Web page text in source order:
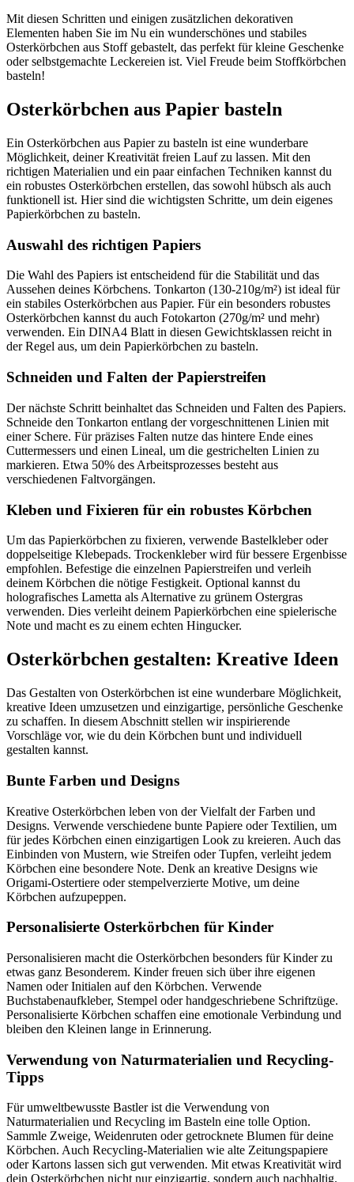
Mit diesen Schritten und einigen zusätzlichen dekorativen
Elementen haben Sie im Nu ein wunderschönes und stabiles
Osterkörbchen aus Stoff gebastelt, das perfekt für kleine Geschenke
oder selbstgemachte Leckereien ist. Viel Freude beim Stoffkörbchen
basteln!
Osterkörbchen aus Papier basteln
Ein Osterkörbchen aus Papier zu basteln ist eine wunderbare
Möglichkeit, deiner Kreativität freien Lauf zu lassen. Mit den
richtigen Materialien und ein paar einfachen Techniken kannst du
ein robustes Osterkörbchen erstellen, das sowohl hübsch als auch
funktionell ist. Hier sind die wichtigsten Schritte, um dein eigenes
Papierkörbchen zu basteln.
Auswahl des richtigen Papiers
Die Wahl des Papiers ist entscheidend für die Stabilität und das
Aussehen deines Körbchens. Tonkarton (130-210g/m²) ist ideal für
ein stabiles Osterkörbchen aus Papier. Für ein besonders robustes
Osterkörbchen kannst du auch Fotokarton (270g/m² und mehr)
verwenden. Ein DINA4 Blatt in diesen Gewichtsklassen reicht in
der Regel aus, um dein Papierkörbchen zu basteln.
Schneiden und Falten der Papierstreifen
Der nächste Schritt beinhaltet das Schneiden und Falten des Papiers.
Schneide den Tonkarton entlang der vorgeschnittenen Linien mit
einer Schere. Für präzises Falten nutze das hintere Ende eines
Cuttermessers und einen Lineal, um die gestrichelten Linien zu
markieren. Etwa 50% des Arbeitsprozesses besteht aus
verschiedenen Faltvorgängen.
Kleben und Fixieren für ein robustes Körbchen
Um das Papierkörbchen zu fixieren, verwende Bastelkleber oder
doppelseitige Klebepads. Trockenkleber wird für bessere Ergenbisse
empfohlen. Befestige die einzelnen Papierstreifen und verleih
deinem Körbchen die nötige Festigkeit. Optional kannst du
holografisches Lametta als Alternative zu grünem Ostergras
verwenden. Dies verleiht deinem Papierkörbchen eine spielerische
Note und macht es zu einem echten Hingucker.
Osterkörbchen gestalten: Kreative Ideen
Das Gestalten von Osterkörbchen ist eine wunderbare Möglichkeit,
kreative Ideen umzusetzen und einzigartige, persönliche Geschenke
zu schaffen. In diesem Abschnitt stellen wir inspirierende
Vorschläge vor, wie du dein Körbchen bunt und individuell
gestalten kannst.
Bunte Farben und Designs
Kreative Osterkörbchen leben von der Vielfalt der Farben und
Designs. Verwende verschiedene bunte Papiere oder Textilien, um
für jedes Körbchen einen einzigartigen Look zu kreieren. Auch das
Einbinden von Mustern, wie Streifen oder Tupfen, verleiht jedem
Körbchen eine besondere Note. Denk an kreative Designs wie
Origami-Ostertiere oder stempelverzierte Motive, um deine
Körbchen aufzupeppen.
Personalisierte Osterkörbchen für Kinder
Personalisieren macht die Osterkörbchen besonders für Kinder zu
etwas ganz Besonderem. Kinder freuen sich über ihre eigenen
Namen oder Initialen auf den Körbchen. Verwende
Buchstabenaufkleber, Stempel oder handgeschriebene Schriftzüge.
Personalisierte Körbchen schaffen eine emotionale Verbindung und
bleiben den Kleinen lange in Erinnerung.
Verwendung von Naturmaterialien und Recycling-
Tipps
Für umweltbewusste Bastler ist die Verwendung von
Naturmaterialien und Recycling im Basteln eine tolle Option.
Sammle Zweige, Weidenruten oder getrocknete Blumen für deine
Körbchen. Auch Recycling-Materialien wie alte Zeitungspapiere
oder Kartons lassen sich gut verwenden. Mit etwas Kreativität wird
dein Osterkörbchen nicht nur einzigartig, sondern auch nachhaltig.